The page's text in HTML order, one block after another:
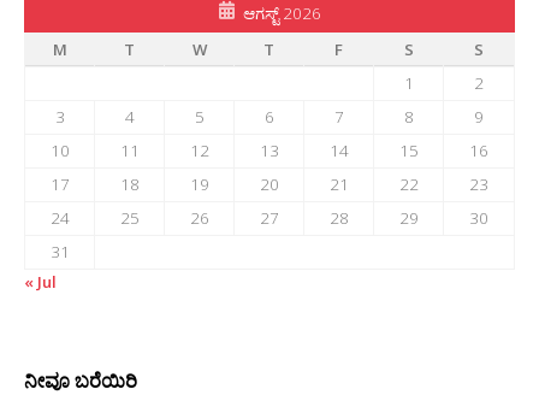
ಆಗಸ್ಟ್ 2026
M
T W T F S
S
1
2
3
4 5 6 7 8
9
10
11 12 13 14 15
16
17
18 19 20 21 22
23
24
25 26 27 28 29
30
31
« Jul
ನೀವೂ ಬರೆಯಿರಿ